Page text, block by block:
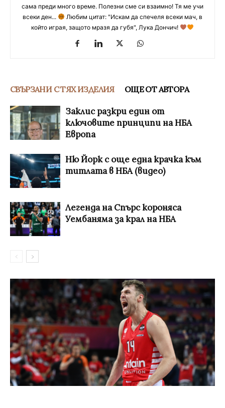
сама преди много време. Полезни сме си взаимно! Тя ме учи
всеки ден...
Любим цитат: "Искам да спечеля всеки мач, в
който играя, защото мразя да губя", Лука Дончич!
СВЪРЗАНИ С ТЯХ ИЗДЕЛИЯ ОЩЕ ОТ АВТОРА
Заклис разкри един от
ключовите принципи на НБА
Европа
Ню Йорк с още една крачка към
титлата в НБА (видео)
Легенда на Спърс короняса
Уембаняма за крал на НБА